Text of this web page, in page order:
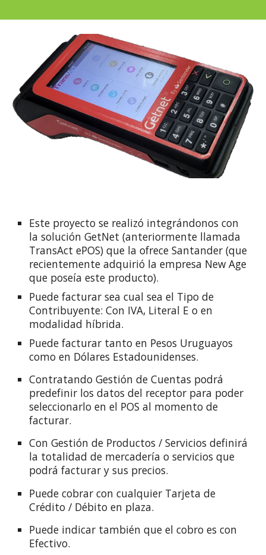
Este proyecto se realizó integrándonos con
la solución GetNet (anteriormente llamada
TransAct ePOS) que la ofrece Santander (que
recientemente adquirió la empresa New Age
que poseía este producto).
Puede facturar sea cual sea el Tipo de
Contribuyente: Con IVA, Literal E o en
modalidad híbrida.
Puede facturar tanto en Pesos Uruguayos
como en Dólares Estadounidenses.
Contratando Gestión de Cuentas podrá
predefinir los datos del receptor para poder
seleccionarlo en el POS al momento de
facturar.
Con Gestión de Productos / Servicios definirá
la totalidad de mercadería o servicios que
podrá facturar y sus precios.
Puede cobrar con cualquier Tarjeta de
Crédito / Débito en plaza.
Puede indicar también que el cobro es con
Efectivo.